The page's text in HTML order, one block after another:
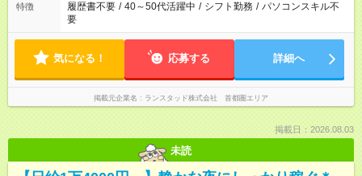
特徴 履歴書不要 / 40～50代活躍中 / シフト勤務 / パソコンスキル不
要
気になる！ 応募する 詳細へ
掲載元企業名 ランスタッド株式会社 首都圏エリア
掲載日：2026.08.03
未読